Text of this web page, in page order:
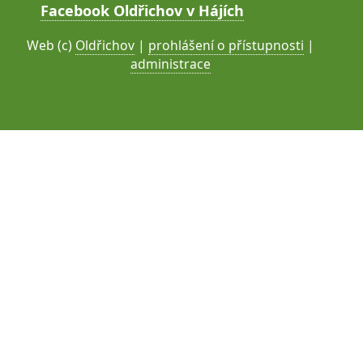
Facebook Oldřichov v Hájích
Web (c) Oldřichov | prohlášení o přístupnosti |
administrace